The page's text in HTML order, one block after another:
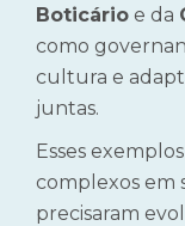
Boticário e da
como
cultura e
juntas.
Esses
complexos em
precisaram